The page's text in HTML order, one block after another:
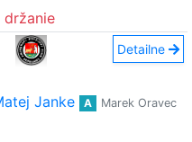
držanie
Detailne
Janke A
Marek Oravec